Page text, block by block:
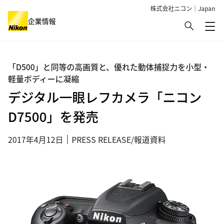
株式会社ニコン｜Japan
企業情報 検索
メ
デジタル一眼レフカメラ「ニコン
D7500」を発売
「D500」と同等の高画質と、優れた動体捕捉力を小型・
軽量ボディーに凝縮
2017年4月12日 PRESS RELEASE/報道資料